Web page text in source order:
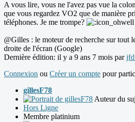
A vous lire, vous ne l'avez pas vue la
que vous regardez VO2 que de manière
téléphones. Je me trompe?
@Gilles : le moteur de recherche sur tout
droite de l'écran (Google)
Dernière édition: il y a 9 ans 7 mois parjfd_
Connexion ou Créer un compte pour
gillesF78
Auteur du
Hors Ligne
Membre platinium